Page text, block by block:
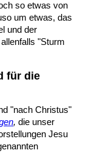
so etwas von
um etwas, das
und der
"Sturm
für die
"nach Christus"
, die unser
Jesu